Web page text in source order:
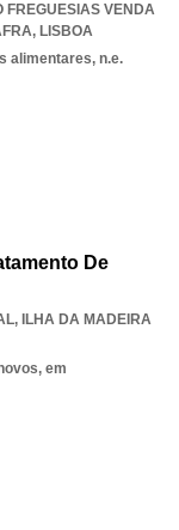
FREGUESIAS VENDA
, LISBOA
alimentares, n.e.
De
, ILHA DA MADEIRA
em